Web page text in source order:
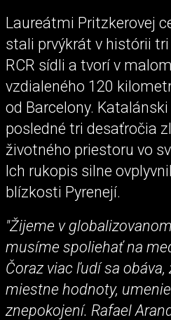
Laureátmi Pritzkerovej
stali prvýkrát v histórii
RCR sídli a tvorí v
vzdialeného 120
od Barcelony.
posledné tri desaťročia
životného priestoru vo
Ich rukopis silne
blízkosti Pyrenejí.
"Žijeme v
musíme spoliehať na
Čoraz viac ľudí sa
miestne hodnoty,
znepokojení. Rafael